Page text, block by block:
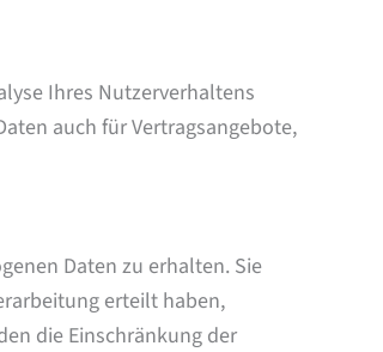
Ihres Nutzerverhaltens
auch für Vertragsangebote,
Daten zu erhalten. Sie
erteilt haben,
die Einschränkung der